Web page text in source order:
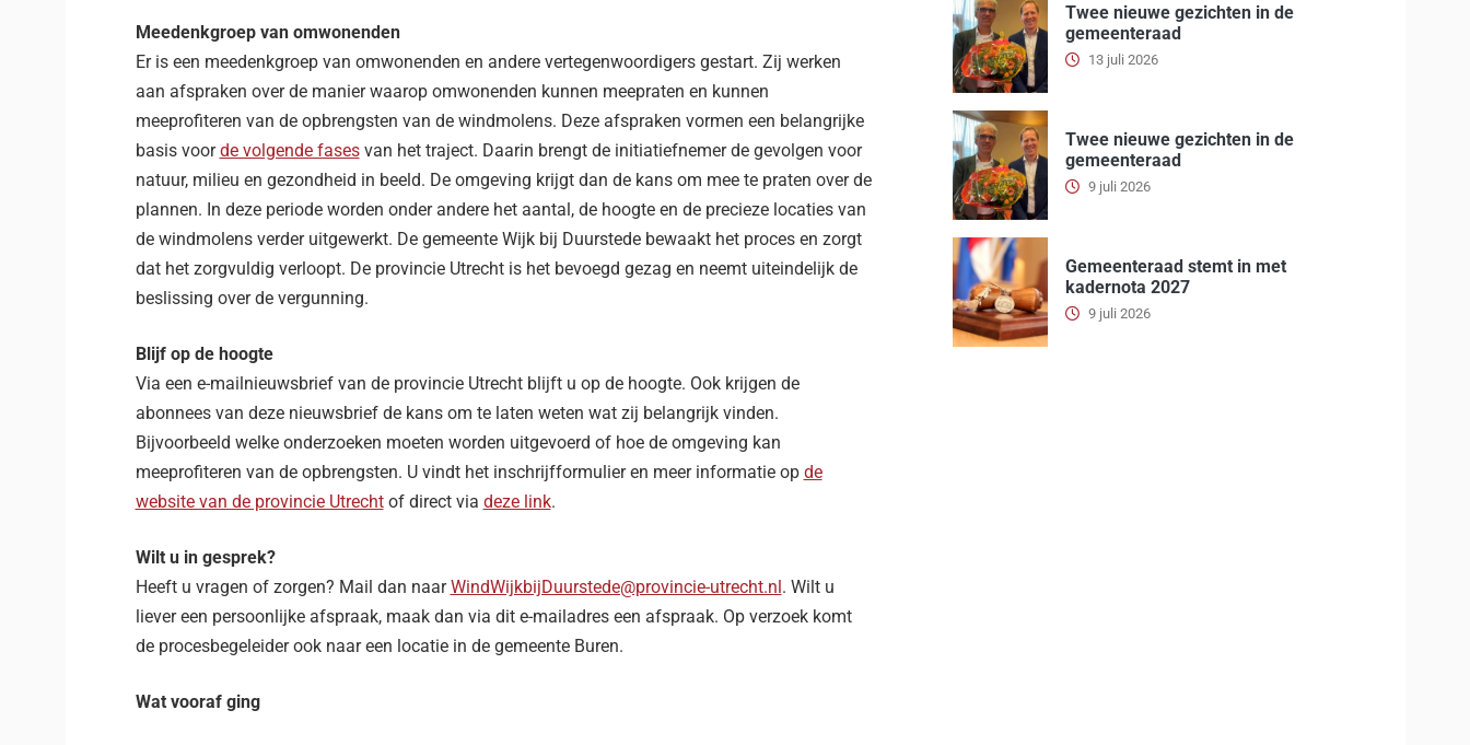
Meedenkgroep van omwonenden
Er is een meedenkgroep van omwonenden en andere vertegenwoordigers gestart. Zij werken
aan afspraken over de manier waarop omwonenden kunnen meepraten en kunnen
meeprofiteren van de opbrengsten van de windmolens. Deze afspraken vormen een belangrijke
basis voorde volgende fasesvan het traject. Daarin brengt de initiatiefnemer de gevolgen voor
natuur, milieu en gezondheid in beeld. De omgeving krijgt dan de kans om mee te praten over de
plannen. In deze periode worden onder andere het aantal, de hoogte en de precieze locaties van
de windmolens verder uitgewerkt. De gemeente Wijk bij Duurstede bewaakt het proces en zorgt
dat het zorgvuldig verloopt. De provincie Utrecht is het bevoegd gezag en neemt uiteindelijk de
beslissing over de vergunning.
Blijf op de hoogte
Via een e-mailnieuwsbrief van de provincie Utrecht blijft u op de hoogte. Ook krijgen de
abonnees van deze nieuwsbrief de kans om te laten weten wat zij belangrijk vinden.
Bijvoorbeeld welke onderzoeken moeten worden uitgevoerd of hoe de omgeving kan
meeprofiteren van de opbrengsten. U vindt het inschrijfformulier en meer informatie op de
website van de provincie Utrechtof direct via deze link.
Wilt u in gesprek?
Heeft u vragen of zorgen? Mail dan naarWindWijkbijDuurstede@provincie-utrecht.nl. Wilt u
liever een persoonlijke afspraak, maak dan via dit e-mailadres een afspraak. Op verzoek komt
de procesbegeleider ook naar een locatie in de gemeente Buren.
Wat vooraf ging
Twee nieuwe gezichten in de
gemeenteraad
13 juli 2026
Twee nieuwe gezichten in de
gemeenteraad
9 juli 2026
Gemeenteraad stemt in met
kadernota 2027
9 juli 2026